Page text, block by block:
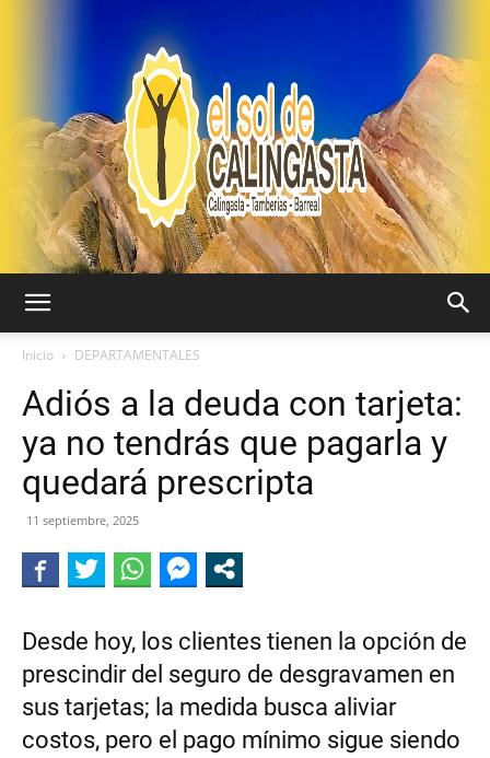
SOL
Inicio DEPARTAMENTALES
Adiós a la deuda con tarjeta:
ya no tendrás que pagarla y
quedará prescripta
11 septiembre, 2025
Desde hoy, los clientes tienen la opción de
prescindir del seguro de desgravamen en
sus tarjetas; la medida busca aliviar
costos, pero el pago mínimo sigue siendo